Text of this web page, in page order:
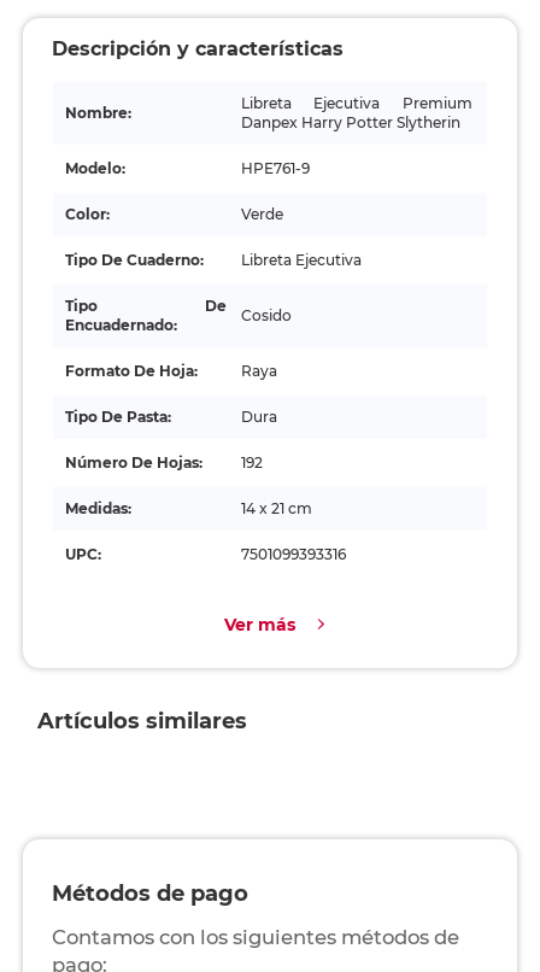
Descripción y características
Nombre:
Libreta Ejecutiva Premium
Danpex Harry Potter Slytherin
Modelo: HPE761-9
Color: Verde
Tipo De Cuaderno: Libreta Ejecutiva
Tipo De
Encuadernado:
Cosido
Formato De Hoja: Raya
Tipo De Pasta: Dura
Número De Hojas: 192
Medidas: 14 x 21 cm
UPC: 7501099393316
Ver más
Artículos similares
Métodos de pago
Contamos con los siguientes métodos de
pago: